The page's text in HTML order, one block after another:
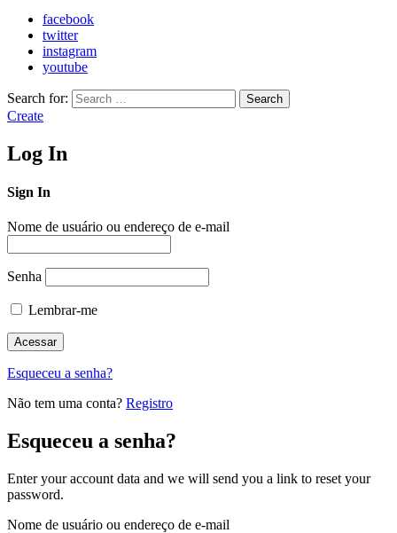
facebook
twitter
instagram
youtube
Search for: Search
Create
Log In
Sign In
Nome de usuário ou endereço de e-mail
Senha
Lembrar-me
Esqueceu a senha?
Não tem uma conta? Registro
Esqueceu a senha?
Enter your account data and we will send you a link to reset your
password.
Nome de usuário ou endereço de e-mail